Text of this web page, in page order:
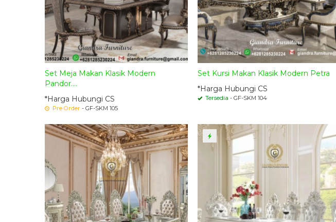
Set Meja Makan Klasik Modern
Pandor....
*Harga Hubungi CS
Pre Order - GF-SKM 105
Set Kursi Makan Klasik Modern Petra
*Harga Hubungi CS
Tersedia - GF-SKM 104